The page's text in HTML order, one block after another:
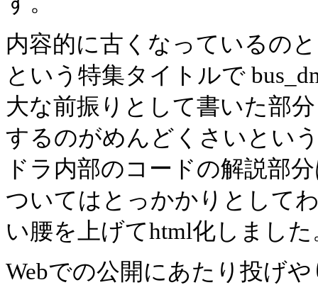
内容的に古くなっているの
という特集タイトルで
大な前振りとして書いた部
するのがめんどくさいとい
ドラ内部のコードの解説部
ついてはとっかかりとして
い腰を上げてhtml化しました
Webでの公開にあたり投げ